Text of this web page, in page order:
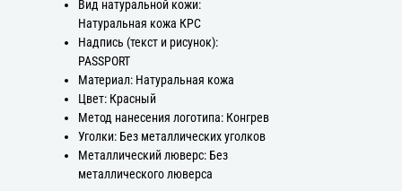
Вид натуральной кожи:
Натуральная кожа КРС
Надпись (текст и рисунок):
PASSPORT
Материал: Натуральная кожа
Цвет: Красный
Метод нанесения логотипа: Конгрев
Уголки: Без металлических уголков
Металлический люверс: Без
металлического люверса